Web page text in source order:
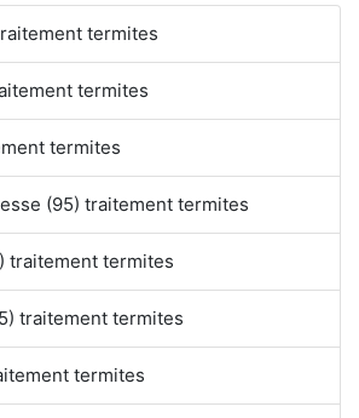
termites
termites
termites
(95) traitement termites
traitement termites
traitement termites
termites